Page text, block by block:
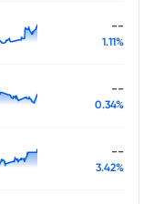
--
1.11%
--
0.34%
--
3.42%